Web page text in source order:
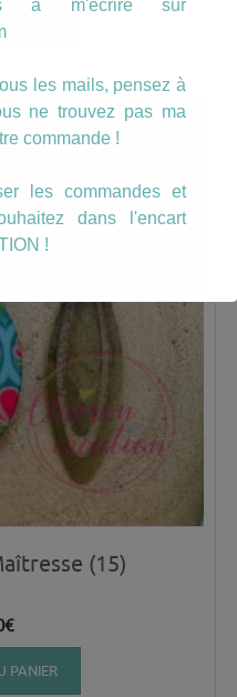
(15)
€
PANIER
à m'écrire sur
les mails, pensez à
ne trouvez pas ma
commande !
les commandes et
dans l'encart
!